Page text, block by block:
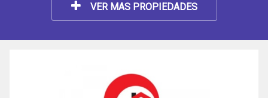
VER MAS PROPIEDADES